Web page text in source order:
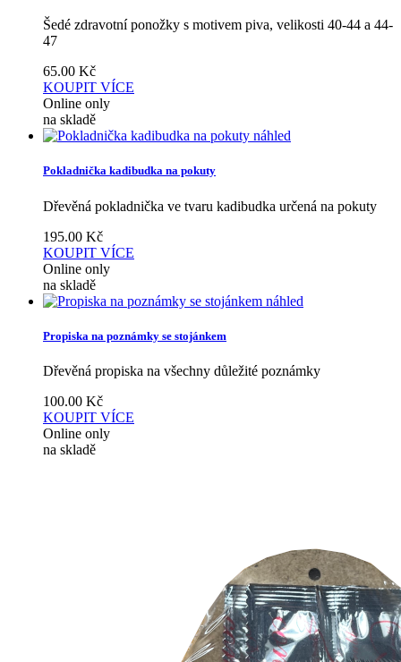
Šedé zdravotní ponožky s motivem piva, velikosti 40-44 a 44-
47
65.00 Kč
KOUPIT VÍCE
Online only
na skladě
náhled
Pokladnička kadibudka na pokuty
Dřevěná pokladnička ve tvaru kadibudka určená na pokuty
195.00 Kč
KOUPIT VÍCE
Online only
na skladě
náhled
Propiska na poznámky se stojánkem
Dřevěná propiska na všechny důležité poznámky
100.00 Kč
KOUPIT VÍCE
Online only
na skladě